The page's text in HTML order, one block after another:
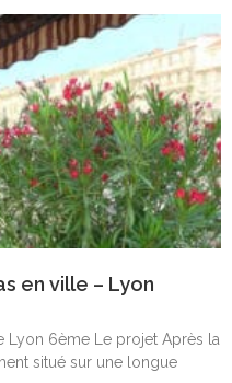
en ville – Lyon
Lyon 6ème Le projet Après la
situé sur une longue